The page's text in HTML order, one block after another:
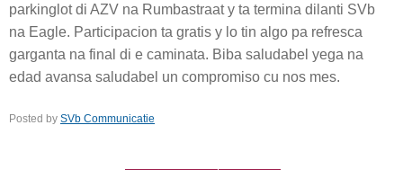
parkinglot di AZV na Rumbastraat y ta termina dilanti SVb
na Eagle. Participacion ta gratis y lo tin algo pa refresca
garganta na final di e caminata. Biba saludabel yega na
edad avansa saludabel un compromiso cu nos mes.
Posted by SVb Communicatie